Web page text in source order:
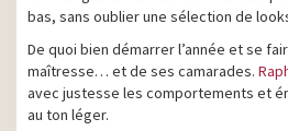
bas, sans oublier une sélection de
De quoi bien démarrer l’année et se
maîtresse… et de ses camarades.
avec justesse les comportements et
au ton léger.